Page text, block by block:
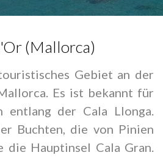
(Mallorca)
Gebiet an der
Es ist bekannt für
entlang der Cala Llonga.
Buchten, die von Pinien
die Hauptinsel Cala Gran.